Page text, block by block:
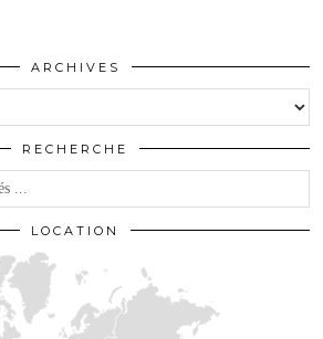
ARCHIVES
RECHERCHE
LOCATION